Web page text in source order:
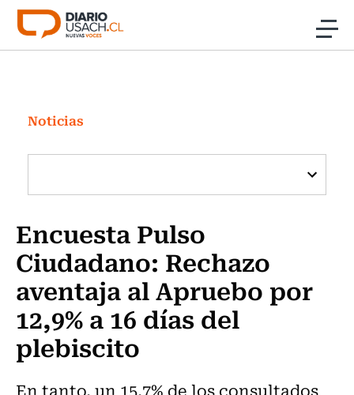
Click acá para ir directamente al contenido
Investigación
Cultura
Programas Radio y TV Usach
Noticias
Encuesta Pulso
Ciudadano: Rechazo
aventaja al Apruebo por
12,9% a 16 días del
plebiscito
En tanto, un 15,7% de los consultados